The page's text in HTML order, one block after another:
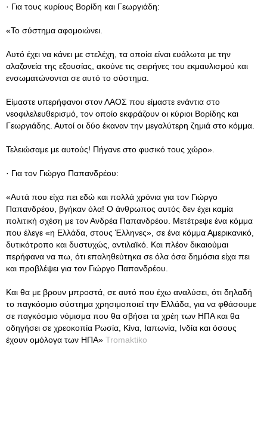
· Για τους κυρίους Βορίδη και Γεωργιάδη:
«Το σύστημα αφομοιώνει.
Αυτό έχει να κάνει με στελέχη, τα οποία είναι ευάλωτα με την
αλαζονεία της εξουσίας, ακούνε τις σειρήνες του εκμαυλισμού και
ενσωματώνονται σε αυτό το σύστημα.
Είμαστε υπερήφανοι στον ΛΑΟΣ που είμαστε ενάντια στο
νεοφιλελευθερισμό, τον οποίο εκφράζουν οι κύριοι Βορίδης και
Γεωργιάδης. Αυτοί οι δύο έκαναν την μεγαλύτερη ζημιά στο κόμμα.
Τελειώσαμε με αυτούς! Πήγανε στο φυσικό τους χώρο».
· Για τον Γιώργο Παπανδρέου:
«Αυτά που είχα πει εδώ και πολλά χρόνια για τον Γιώργο
Παπανδρέου, βγήκαν όλα! Ο άνθρωπος αυτός δεν έχει καμία
πολιτική σχέση με τον Ανδρέα Παπανδρέου. Μετέτρεψε ένα κόμμα
που έλεγε «η Ελλάδα, στους Έλληνες», σε ένα κόμμα Αμερικανικό,
δυτικότροπο και δυστυχώς, αντιλαϊκό. Και πλέον δικαιούμαι
περήφανα να πω, ότι επαληθεύτηκα σε όλα όσα δημόσια είχα πει
και προβλέψει για τον Γιώργο Παπανδρέου.
Και θα με βρουν μπροστά, σε αυτό που έχω αναλύσει, ότι δηλαδή
το παγκόσμιο σύστημα χρησιμοποιεί την Ελλάδα, για να φθάσουμε
σε παγκόσμιο νόμισμα που θα σβήσει τα χρέη των ΗΠΑ και θα
οδηγήσει σε χρεοκοπία Ρωσία, Κίνα, Ιαπωνία, Ινδία και όσους
έχουν ομόλογα των ΗΠΑ» Tromaktiko